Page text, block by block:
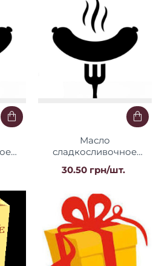
Масло
сладкосливочное
Экстра 83% 200гТМ
"БМ"
30.50 грн/шт.